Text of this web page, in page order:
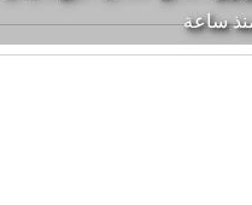
ساعة